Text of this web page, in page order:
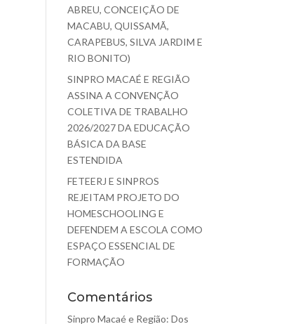
ABREU, CONCEIÇÃO DE
MACABU, QUISSAMÃ,
CARAPEBUS, SILVA JARDIM E
RIO BONITO)
SINPRO MACAÉ E REGIÃO
ASSINA A CONVENÇÃO
COLETIVA DE TRABALHO
2026/2027 DA EDUCAÇÃO
BÁSICA DA BASE
ESTENDIDA
FETEERJ E SINPROS
REJEITAM PROJETO DO
HOMESCHOOLING E
DEFENDEM A ESCOLA COMO
ESPAÇO ESSENCIAL DE
FORMAÇÃO
Comentários
Sinpro Macaé e Região: Dos